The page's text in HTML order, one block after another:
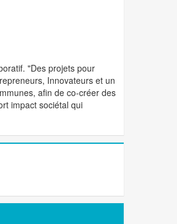
"Des projets pour
Innovateurs et un
afin de co-créer des
impact sociétal qui